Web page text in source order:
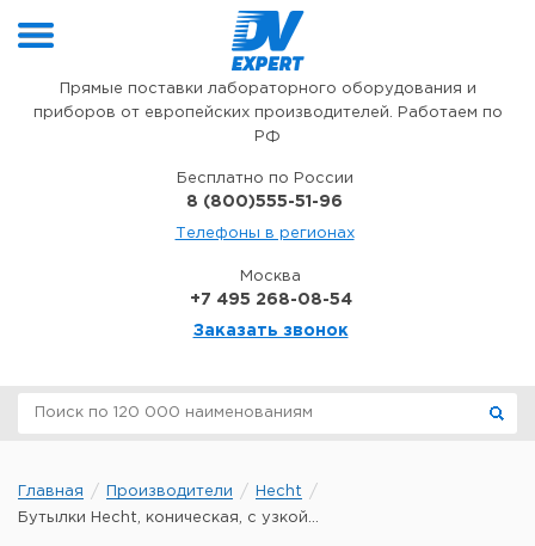
Прямые поставки лабораторного оборудования и
приборов от европейских производителей. Работаем по
РФ
Бесплатно по России
8 (800)555-51-96
Телефоны в регионах
Москва
+7 495 268-08-54
Заказать звонок
Главная Производители
Hecht
Бутылки Hecht, коническая, с узкой...